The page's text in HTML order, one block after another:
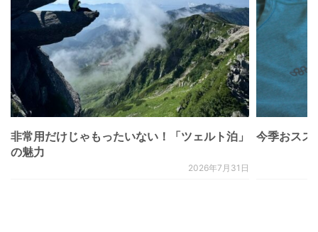
非常用だけじゃもったいない！「ツェルト泊」
の魅力
2026年7月31日
今季おスス